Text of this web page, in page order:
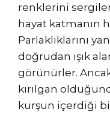
renklerini
hayat katmanın
Parlaklıklarını
doğrudan ışık
görünürler.
kırılgan
kurşun içerdiği